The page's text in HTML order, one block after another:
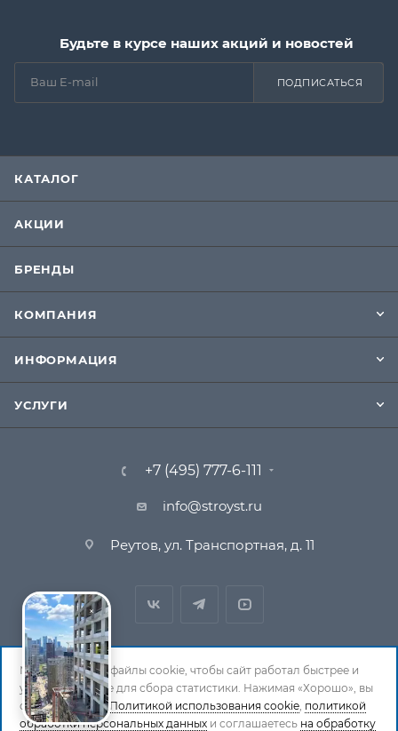
Будьте в курсе наших акций и новостей
ПОДПИСАТЬСЯ
КАТАЛОГ
АКЦИИ
БРЕНДЫ
КОМПАНИЯ
ИНФОРМАЦИЯ
УСЛУГИ
+7 (495) 777-6-111
info@stroyst.ru
Реутов, ул. Транспортная, д. 11
© 1994-2026 СтройСистема. Все права защищены. При
копировании материалов ссылка на страницу-
Мы используем файлы cookie, чтобы сайт работал быстрее и
удобнее, а также для сбора статистики. Нажимая «Хорошо», вы
соглашаетесь сПолитикой использования cookie, политикой
обработки персональных данных и соглашаетесь на обработку